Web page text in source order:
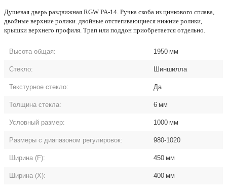
Душевая дверь раздвижная RGW PA-14. Ручка скоба из цинкового сплава,
двойные верхние ролики. двойные отстегивающиеся нижние ролики,
крышки верхнего профиля. Трап или поддон приобретается отдельно.
Высота общая: 1950 мм
Стекло: Шиншилла
Текстурное стекло: Да
Толщина стекла: 6 мм
Условный размер: 1000 мм
Размеры с диапазоном регулировок: 980-1020
Ширина (F): 450 мм
Ширина (Х): 400 мм